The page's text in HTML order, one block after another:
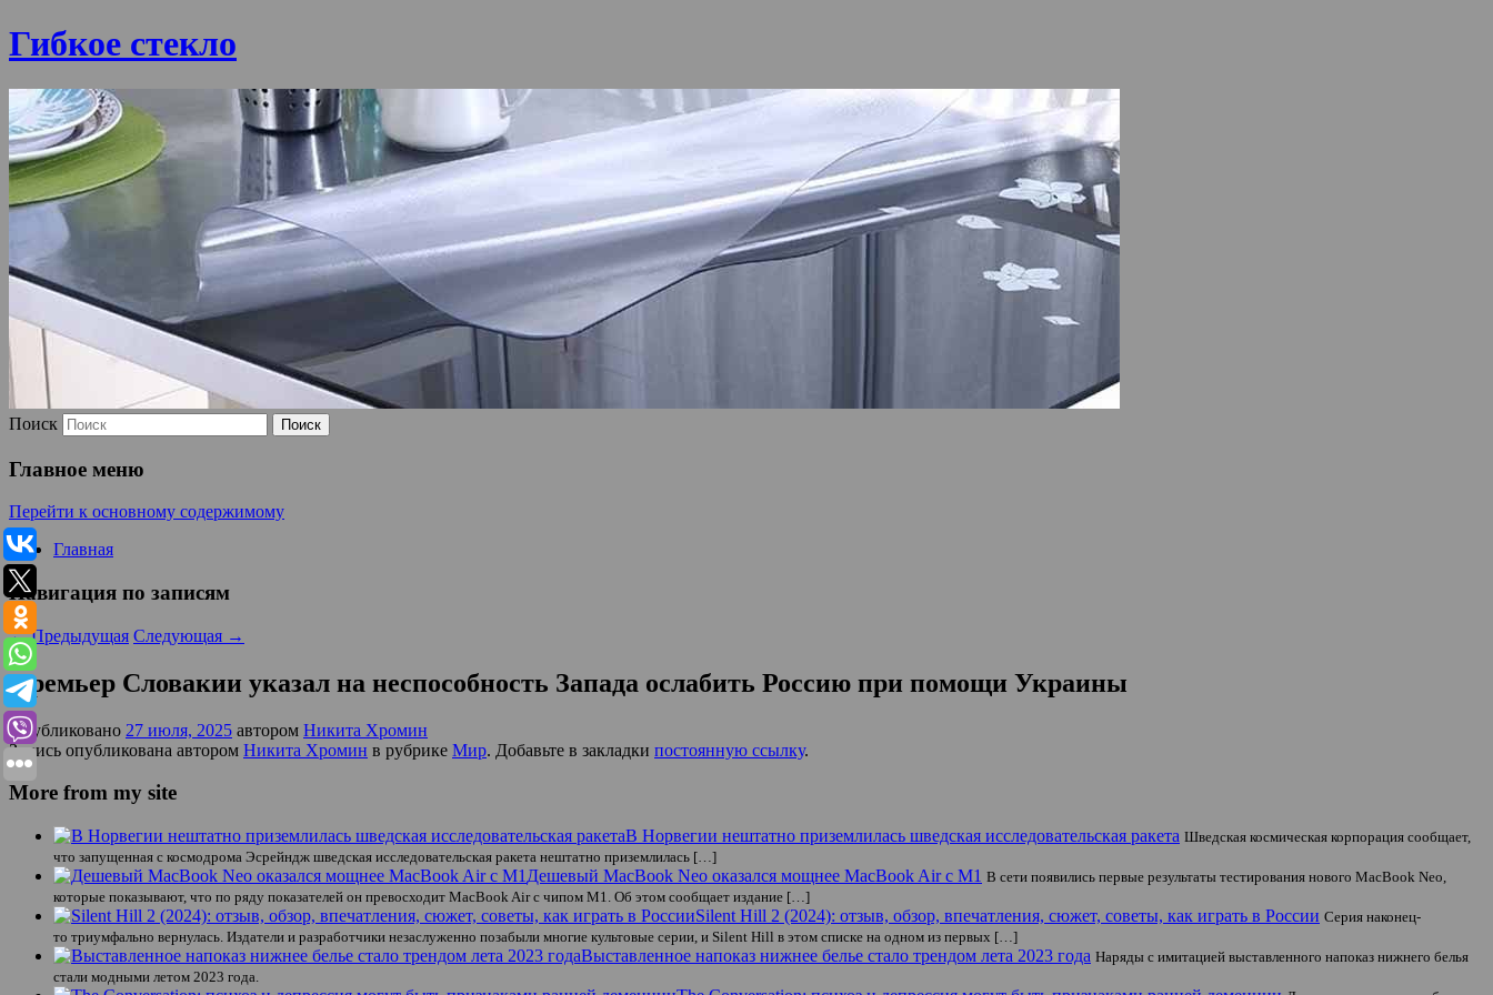
Гибкое стекло
Поиск
Главное меню
Перейти к основному содержимому
Главная
Навигация по записям
←Предыдущая Следующая →
Премьер Словакии указал на неспособность Запада ослабить Россию при помощи Украины
Опубликовано 27 июля, 2025 автором Никита Хромин
Запись опубликована автором Никита Хромин в рубрике Мир. Добавьте в закладки постоянную ссылку.
More from my site
В Норвегии нештатно приземлилась шведская исследовательская ракета Шведская космическая корпорация сообщает,
что запущенная с космодрома Эсрейндж шведская исследовательская ракета нештатно приземлилась […]
Дешевый MacBook Neo оказался мощнее MacBook Air c M1 В сети появились первые результаты тестирования нового MacBook Neo,
которые показывают, что по ряду показателей он превосходит MacBook Air с чипом M1. Об этом сообщает издание […]
Silent Hill 2 (2024): отзыв, обзор, впечатления, сюжет, советы, как играть в России Серия наконец-
то триумфально вернулась. Издатели и разработчики незаслуженно позабыли многие культовые серии, и Silent Hill в этом списке на одном из первых […]
Выставленное напоказ нижнее белье стало трендом лета 2023 года Наряды с имитацией выставленного напоказ нижнего белья
стали модными летом 2023 года.